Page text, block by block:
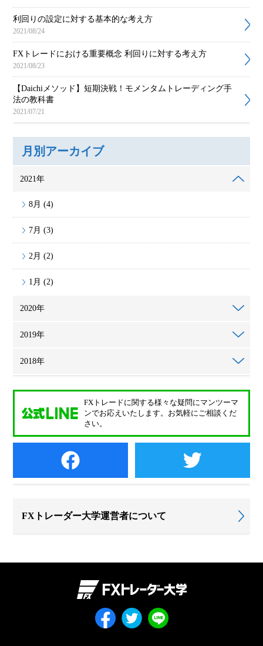
利回りの設定に対する基本的な考え方
2021/08/24
FXトレードにおける重要概念 利回りに対する考え方
2021/08/23
【Daichiメソッド】短期決戦！モメンタムトレーディング手
法の教科書
2021/07/21
月別アーカイブ
2021年
8月 (4)
7月 (3)
2月 (2)
1月 (2)
2020年
2019年
2018年
FXトレードに関する様々な疑問にマンツーマ
ンでお応えいたします。 お気軽にご相談くだ
さい。
FXトレーダー大学運営者について